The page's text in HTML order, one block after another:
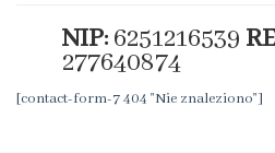
NIP: 6251216539
277640874
[contact-form-7 404 "Nie znaleziono"]